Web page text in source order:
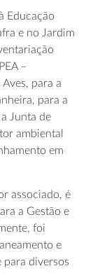
Educação
e no Jardim
–
para a
para a
Junta de
ambiental
em
associado, é
a Gestão e
foi
e
para diversos